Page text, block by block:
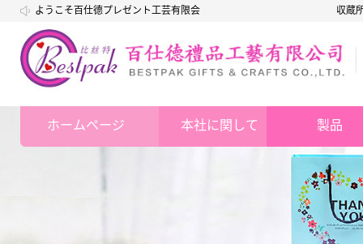
ようこそ百仕德プレゼント工芸有限会
収蔵
ホームページ 本社に関して 製品